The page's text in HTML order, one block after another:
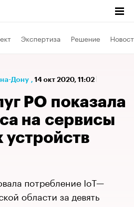
Экспертиза Решение
Дону , 14 окт 2020, 11:02
РО показала
на сервисы
потребление IoT—
области за девять